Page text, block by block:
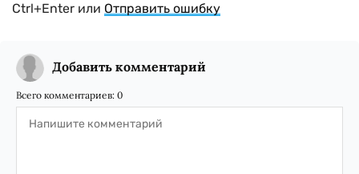
Ctrl+Enter или Отправить ошибку
Добавить комментарий
Всего комментариев: 0